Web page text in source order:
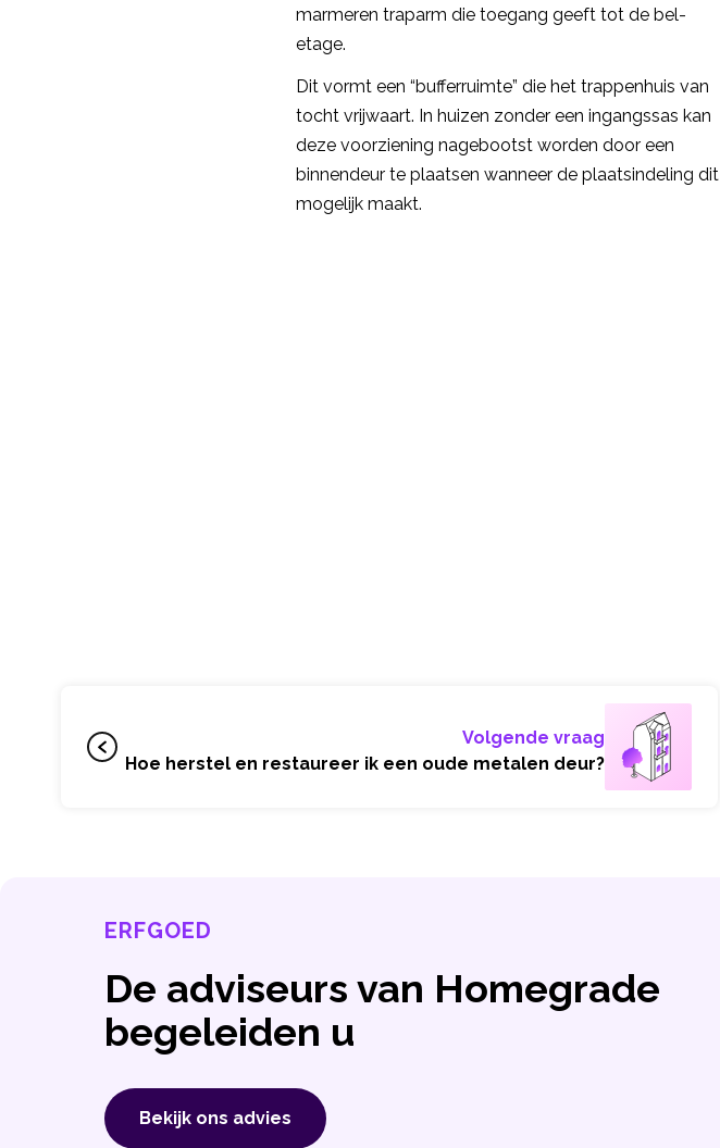
marmeren traparm die toegang geeft tot de bel-
etage.
Dit vormt een “bufferruimte” die het trappenhuis van
tocht vrijwaart. In huizen zonder een ingangssas kan
deze voorziening nagebootst worden door een
binnendeur te plaatsen wanneer de plaatsindeling dit
mogelijk maakt.
Volgende vraag
Hoe herstel en restaureer ik een oude metalen deur?
ERFGOED
De adviseurs van Homegrade
begeleiden u
Bekijk ons ​​advies